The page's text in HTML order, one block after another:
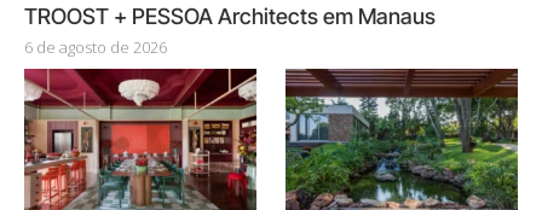
TROOST + PESSOA Architects em Manaus
6 de agosto de 2026